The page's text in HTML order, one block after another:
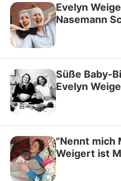
Evelyn
Nasemann
Süße Baby-
Evelyn
"Nennt mich
Weigert ist